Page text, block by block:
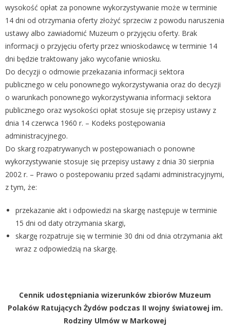
wysokość opłat za ponowne wykorzystywanie może w terminie
14 dni od otrzymania oferty złożyć sprzeciw z powodu naruszenia
ustawy albo zawiadomić Muzeum o przyjęciu oferty. Brak
informacji o przyjęciu oferty przez wnioskodawcę w terminie 14
dni będzie traktowany jako wycofanie wniosku.
Do decyzji o odmowie przekazania informacji sektora
publicznego w celu ponownego wykorzystywania oraz do decyzji
o warunkach ponownego wykorzystywania informacji sektora
publicznego oraz wysokości opłat stosuje się przepisy ustawy z
dnia 14 czerwca 1960 r. – Kodeks postępowania
administracyjnego.
Do skarg rozpatrywanych w postępowaniach o ponowne
wykorzystywanie stosuje się przepisy ustawy z dnia 30 sierpnia
2002 r. – Prawo o postepowaniu przed sądami administracyjnymi,
z tym, że:
przekazanie akt i odpowiedzi na skargę następuje w terminie
15 dni od daty otrzymania skargi,
skargę rozpatruje się w terminie 30 dni od dnia otrzymania akt
wraz z odpowiedzią na skargę.
Cennik udostępniania wizerunków zbiorów Muzeum
Polaków Ratujących Żydów podczas II wojny światowej im.
Rodziny Ulmów w Markowej